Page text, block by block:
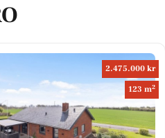
2.475.000 kr
123 m2